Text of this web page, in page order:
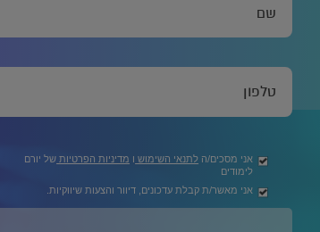
אני מסכים/ה לתנאי השימוש ו מדיניות הפרטיות של יורם
לימודים
אני מאשר/ת קבלת עדכונים, דיוור והצעות שיווקיות.